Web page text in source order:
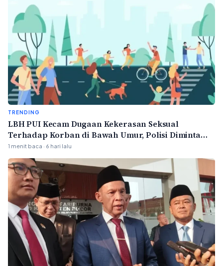
TRENDING
LBH PUI Kecam Dugaan Kekerasan Seksual
Terhadap Korban di Bawah Umur, Polisi Diminta
Bertindak Profesional
1 menit baca · 6 hari lalu